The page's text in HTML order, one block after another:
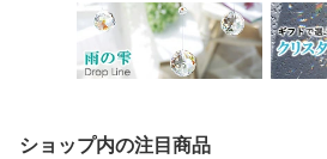
ショップ内の注目商品